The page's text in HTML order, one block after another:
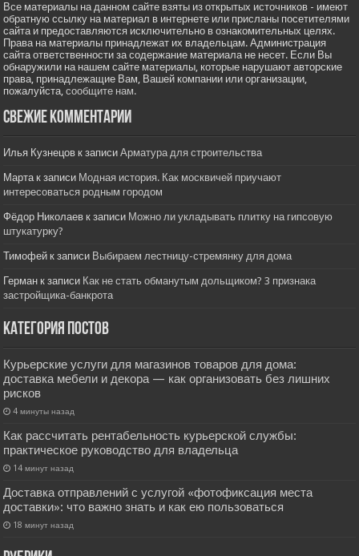
Все материалы на данном сайте взяты из открытых источников - имеют
обратную ссылку на материал в интернете или присланы посетителями
сайта и предоставляются исключительно в ознакомительных целях.
Права на материалы принадлежат их владельцам. Администрация
сайта ответственности за содержание материала не несет. Если Вы
обнаружили на нашем сайте материалы, которые нарушают авторские
права, принадлежащие Вам, Вашей компании или организации,
пожалуйста,сообщите нам.
Свежие комментарии
Илья Кузнецов к записиАрматура для строительства
Мартак записи Модная история. Как москвичей приучают
интересоваться родным городом
Фёдор Николаев к записи Можно ли укладывать плитку на гипсовую
штукатурку?
Тимофей к записи Выбираем лестницу-стремянку для дома
Герман к записи Как не стать обманутым дольщиком? 3 признака
застройщика-банкрота
Категория постов
Курьерские услуги для магазинов товаров для дома:
доставка мебели и декора — как организовать без лишних
рисков
4 минуты назад
Как рассчитать рентабельность курьерской службы:
практическое руководство для владельца
14 минут назад
Доставка отправлений с услугой «фотофиксация места
доставки»: что важно знать и как ею пользоваться
18 минут назад